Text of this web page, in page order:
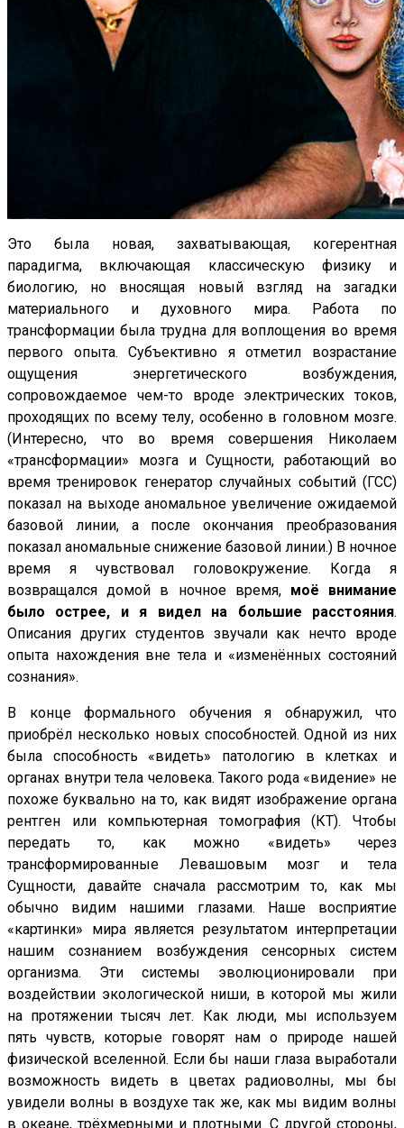
Это была новая, захватывающая, когерентная
парадигма, включающая классическую физику и
биологию, но вносящая новый взгляд на загадки
материального и духовного мира. Работа по
трансформации была трудна для воплощения во время
первого опыта. Субъективно я отметил возрастание
ощущения энергетического возбуждения,
сопровождаемое чем-то вроде электрических токов,
проходящих по всему телу, особенно в головном мозге.
(Интересно, что во время совершения Николаем
«трансформации» мозга и Сущности, работающий во
время тренировок генератор случайных событий (ГСС)
показал на выходе аномальное увеличение ожидаемой
базовой линии, а после окончания преобразования
показал аномальные снижение базовой линии.) В ночное
время я чувствовал головокружение. Когда я
возвращался домой в ночное время, моё внимание
было острее, и я видел на большие расстояния.
Описания других студентов звучали как нечто вроде
опыта нахождения вне тела и «изменённых состояний
сознания».
В конце формального обучения я обнаружил, что
приобрёл несколько новых способностей. Одной из них
была способность «видеть» патологию в клетках и
органах внутри тела человека. Такого рода «видение» не
похоже буквально на то, как видят изображение органа
рентген или компьютерная томография (КТ). Чтобы
передать то, как можно «видеть» через
трансформированные Левашовым мозг и тела
Сущности, давайте сначала рассмотрим то, как мы
обычно видим нашими глазами. Наше восприятие
«картинки» мира является результатом интерпретации
нашим сознанием возбуждения сенсорных систем
организма. Эти системы эволюционировали при
воздействии экологической ниши, в которой мы жили
на протяжении тысяч лет. Как люди, мы используем
пять чувств, которые говорят нам о природе нашей
физической вселенной. Если бы наши глаза выработали
возможность видеть в цветах радиоволны, мы бы
увидели волны в воздухе так же, как мы видим волны
в океане, трёхмерными и плотными. С другой стороны,